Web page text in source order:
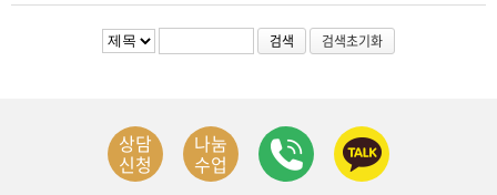
검색 검색초기화
상담
신청
나눔
수업